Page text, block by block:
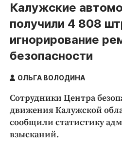
Новости компаний
Статьи
Народные новости
Авто и транспорт
Благоустройство
Культура
Недвижимость и ЖКХ
Образование
Калужские
получили 4 808
игнорирование
безопасности
ОЛЬГА ВОЛОДИНА
Сотрудники Центра
движения Калужской
сообщили статистику
взысканий.